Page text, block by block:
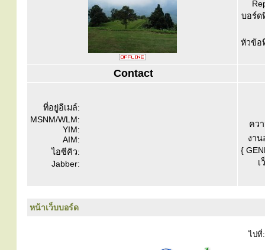
บอร์ด
หัวข้อ
Contact
ที่อยู่อีเมล์:
MSNM/WLM:
YIM:
AIM:
ไอซีคิว:
Jabber:
คว
งาน
{
เ
หน้าเว็บบอร์ด
ไปที่: